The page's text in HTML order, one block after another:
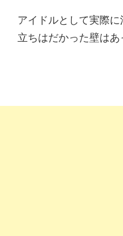
アイドルとして実際
立ちはだかった壁はあ